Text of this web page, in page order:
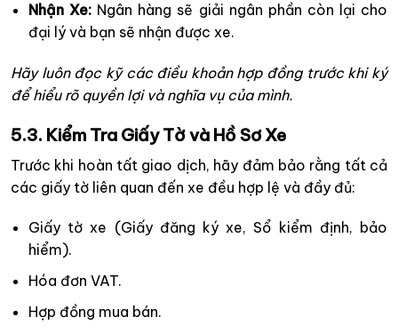
Nhận Xe: Ngân hàng sẽ giải ngân phần còn lại cho
đại lý và bạn sẽ nhận được xe.
Hãy luôn đọc kỹ các điều khoản hợp đồng trước khi ký
để hiểu rõ quyền lợi và nghĩa vụ của mình.
5.3. Kiểm Tra Giấy Tờ và Hồ Sơ Xe
Trước khi hoàn tất giao dịch, hãy đảm bảo rằng tất cả
các giấy tờ liên quan đến xe đều hợp lệ và đầy đủ:
Giấy tờ xe (Giấy đăng ký xe, Sổ kiểm định, bảo
hiểm).
Hóa đơn VAT.
Hợp đồng mua bán.